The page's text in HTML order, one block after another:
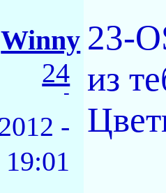
Winny
24
-
-
19:01
23-
из